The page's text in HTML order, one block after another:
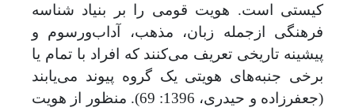
کیستی است. هویت قومی را بر بنیاد شناسه
فرهنگی ازجمله زبان، مذهب، آداب‌ورسوم و
پیشینه تاریخی تعریف می‌کنند که افراد با تمام یا
برخی جنبه‌های هویتی یک گروه پیوند می‌یابند
(جعفرزاده و حیدری، 1396: 69). منظور از هویت